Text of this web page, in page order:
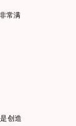
常满
创造